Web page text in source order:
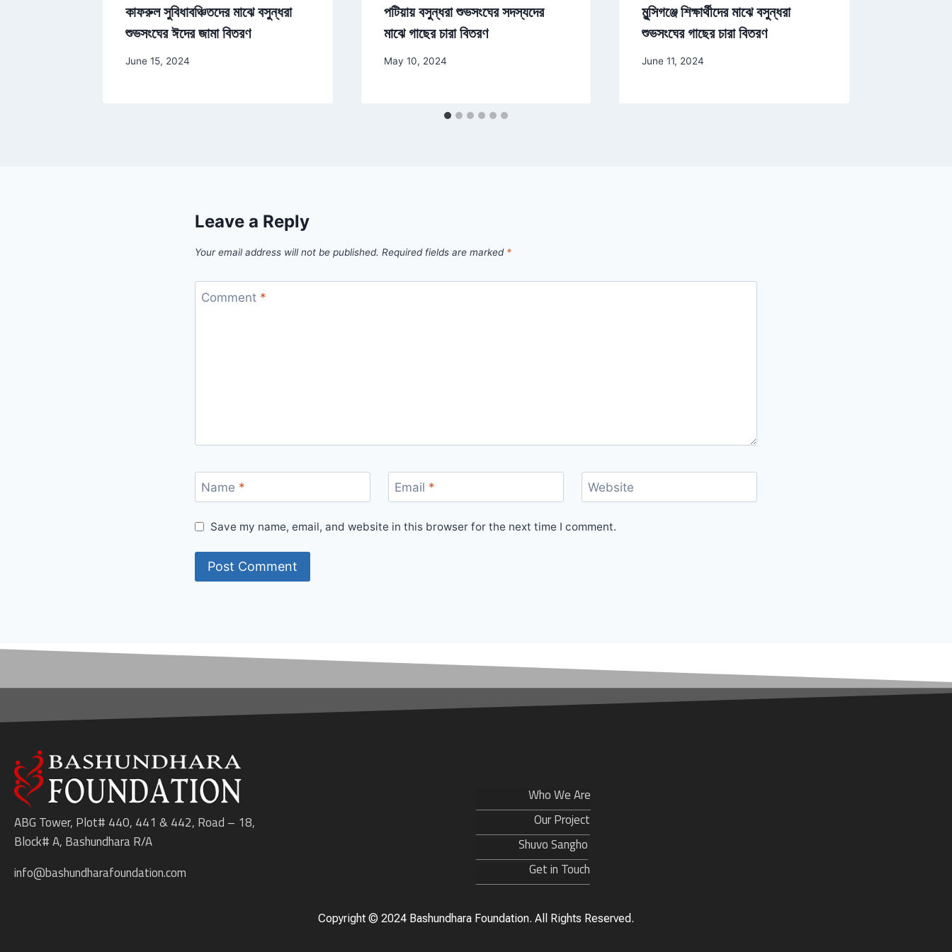
l
u
কাফরুল সুবিধাবঞ্চিতদের মাঝে বসুন্ধরা
শুভসংঘের ঈদের জামা বিতরণ
June 15, 2024
পটিয়ায় বসুন্ধরা শুভসংঘের সদস্যদের
মাঝে গাছের চারা বিতরণ
May 10, 2024
মুন্সিগঞ্জে শিক্ষার্থীদের মাঝে বসুন্ধরা
শুভসংঘের গাছের চারা বিতরণ
June 11, 2024
Leave a Reply
Your email address will not be published. Required fields are marked *
Comment *
Name * Email * Website
Save my name, email, and website in this browser for the next time I comment.
ABG Tower, Plot# 440, 441 & 442, Road – 18,
Block# A, Bashundhara R/A
info@bashundharafoundation.com
Who We Are
Our Project
Shuvo Sangho
Get in Touch
Copyright ©️ 2024 Bashundhara Foundation. All Rights Reserved.